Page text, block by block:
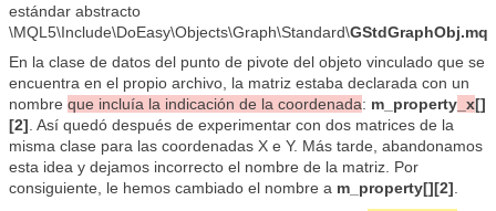
estándar abstracto
\MQL5\Include\DoEasy\Objects\Graph\Standard\
En la clase de datos del punto de pivote del objeto vinculado que se
encuentra en el propio archivo, la matriz estaba declarada con un
nombre que incluía la indicación de la coordenada: m_property _x[]
[2] . Así quedó después de experimentar con dos matrices de la
misma clase para las coordenadas X e Y. Más tarde, abandonamos
esta idea y dejamos incorrecto el nombre de la matriz. Por
consiguiente, le hemos cambiado el nombre a m_property[][2]